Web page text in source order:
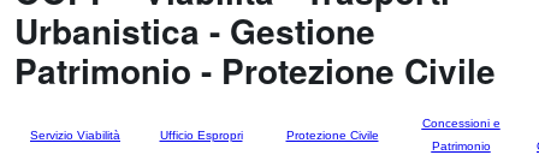
Urbanistica - Gestione
Patrimonio - Protezione Civile
Servizio Viabilità Ufficio Espropri Protezione Civile
Concessioni e
Patrimonio